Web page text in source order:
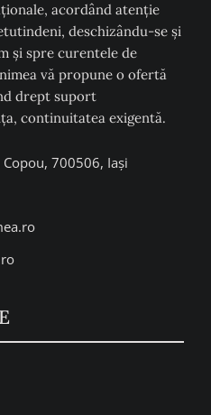
acordând atenţie
deschizându-se şi
şi spre curentele de
vă propune o ofertă
drept suport
continuitatea exigentă.
700506, Iași